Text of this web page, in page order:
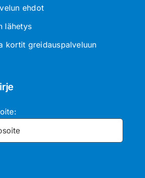
ehdot
lähetys
kortit greidauspalveluun